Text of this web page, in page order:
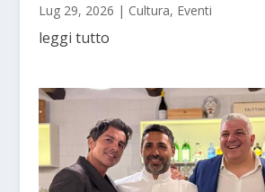
Lug 29, 2026 | Cultura, Eventi
leggi tutto